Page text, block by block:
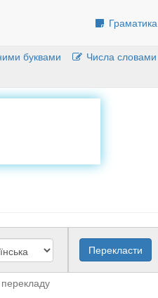
Граматика
буквами Числа словами